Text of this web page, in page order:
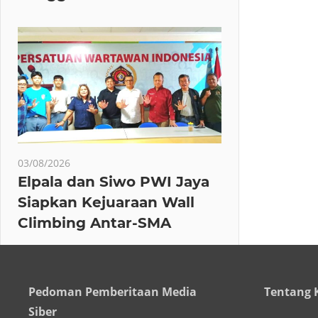
03/08/2026
Elpala dan Siwo PWI Jaya
Siapkan Kejuaraan Wall
Climbing Antar-SMA
Pedoman Pemberitaan Media
Siber
Tentang